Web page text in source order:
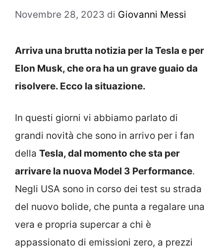
Novembre 28, 2023 di Giovanni Messi
Arriva una brutta notizia per la Tesla e per
Elon Musk, che ora ha un grave guaio da
risolvere. Ecco la situazione.
In questi giorni vi abbiamo parlato di
grandi novità che sono in arrivo per i fan
della Tesla, dal momento che sta per
arrivare la nuova Model 3 Performance.
Negli USA sono in corso dei test su strada
del nuovo bolide, che punta a regalare una
vera e propria supercar a chi è
appassionato di emissioni zero, a prezzi